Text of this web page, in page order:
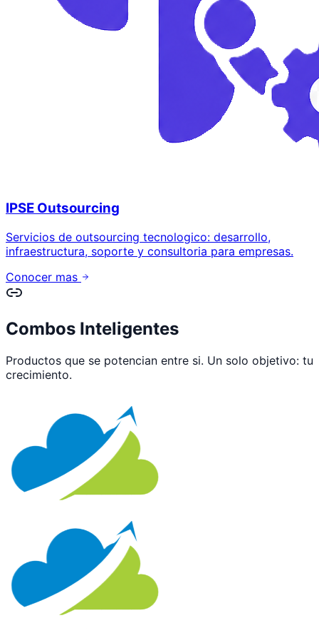
IPSE Outsourcing
Servicios de outsourcing tecnologico: desarrollo,
infraestructura, soporte y consultoria para empresas.
Conocer mas
Combos Inteligentes
Productos que se potencian entre si. Un solo objetivo: tu
crecimiento.